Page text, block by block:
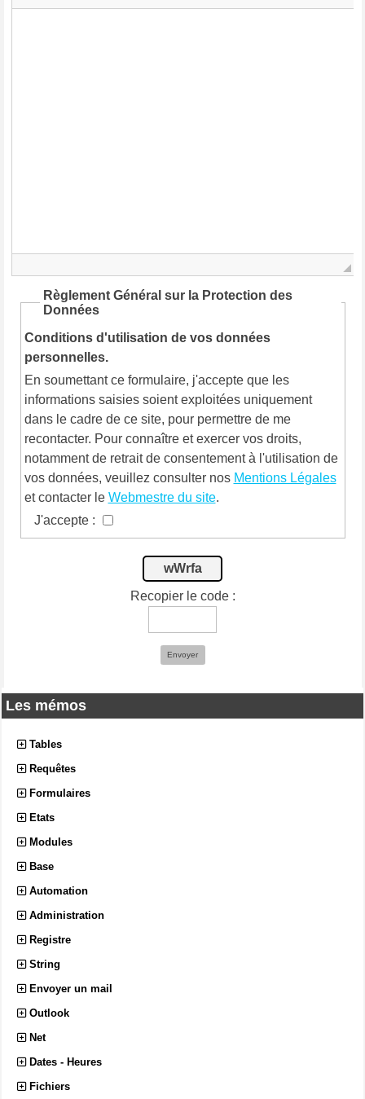
Les mémos
Tables
Requêtes
Formulaires
Etats
Modules
Base
Automation
Administration
Registre
String
Envoyer un mail
Outlook
Net
Dates - Heures
Fichiers
Règlement Général sur la Protection des
Données
Conditions d'utilisation de vos données
personnelles.
En soumettant ce formulaire, j'accepte que les
informations saisies soient exploitées uniquement
dans le cadre de ce site, pour permettre de me
recontacter. Pour connaître et exercer vos droits,
notamment de retrait de consentement à l'utilisation de
vos données, veuillez consulter nos Mentions Légales
et contacter le Webmestre du site.
J'accepte :
wWrfa
Recopier le code :
Envoyer